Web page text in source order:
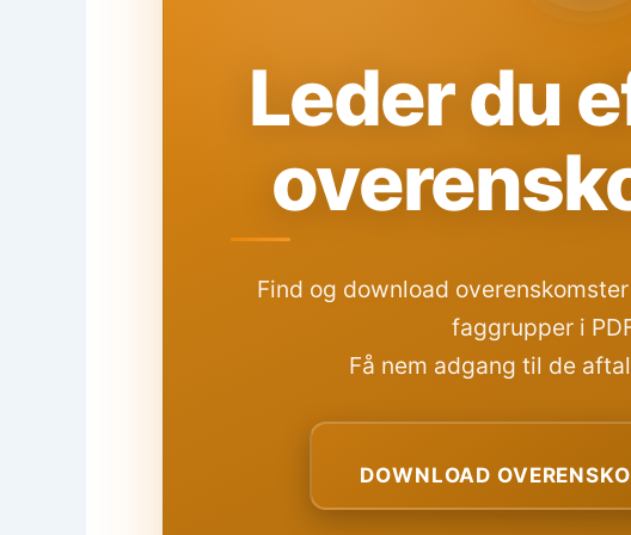
Leder du
Find og download
faggrupper i
Få nem adgang til de
DOWNLOAD